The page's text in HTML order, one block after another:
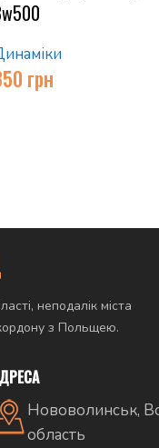
грн
неподалік міста
з Польщею.
Нововолинськ,
область